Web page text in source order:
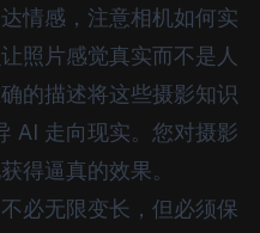
情感，注意相机如何实
照片感觉真实而不是人
的描述将这些摄影知识
AI 走向现实。您对摄影
得逼真的效果。
必无限变长，但必须保